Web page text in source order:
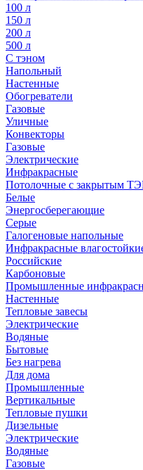
100 л
150 л
200 л
500 л
С тэном
Напольный
Настенные
Обогреватели
Газовые
Уличные
Конвекторы
Газовые
Электрические
Инфракрасные
Потолочные с закрытым
Белые
Энергосберегающие
Серые
Галогеновые напольные
Инфракрасные
Российские
Карбоновые
Промышленные
Настенные
Тепловые завесы
Электрические
Водяные
Бытовые
Без нагрева
Для дома
Промышленные
Вертикальные
Тепловые пушки
Дизельные
Электрические
Водяные
Газовые